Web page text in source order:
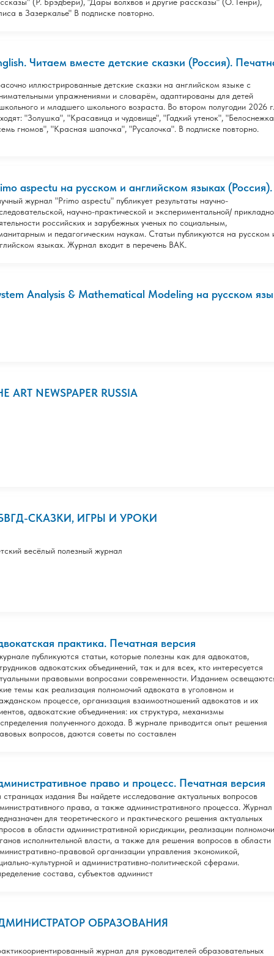
в Зазеркалье" В подписке повторно.
Читаем вместе детские сказки (Россия).
иллюстрированные детские сказки на английском языке с
упражнениями и словарём, адаптированы для детей
и младшего школьного возраста. Во втором полугодии 2026 г.
"Золушка", "Красавица и чудовище", "Гадкий утенок", "Белоснежка
гномов", "Красная шапочка", "Русалочка". В подписке повторно.
aspectu на русском и английском языках
журнал "Primo aspectu" публикует результаты научно-
научно-практической и экспериментальной/
российских и зарубежных ученых по социальным,
и педагогическим наукам. Статьи публикуются на русском
языках. Журнал входит в перечень ВАК.
Analysis & Mathematical Modeling на русском
ART NEWSPAPER RUSSIA
СКАЗКИ, ИГРЫ И УРОКИ
весёлый полезный журнал
практика. Печатная версия
публикуются статьи, которые полезны как для адвокатов,
адвокатских объединений, так и для всех, кто интересуется
правовыми вопросами современности. Изданием
темы как реализация полномочий адвоката в уголовном и
процессе, организация взаимоотношений адвокатов и их
адвокатские объединения: их структура, механизмы
полученного дохода. В журнале приводится опыт решения
вопросов, даются советы по составлен
право и процесс. Печатная версия
страницах издания Вы найдете исследование актуальных вопросов
права, а также административного процесса. Журнал
для теоретического и практического решения актуальных
в области административной юрисдикции, реализации
исполнительной власти, а также для решения вопросов в области
правовой организации управления экономикой,
культурной и административно-политической сферами.
состава, субъектов админист
ОБРАЗОВАНИЯ
журнал для руководителей образовательных